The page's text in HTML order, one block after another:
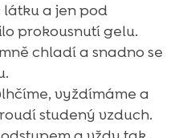
látku a jen pod
prokousnutí gelu.
chladí a snadno se
vyždímáme a
studený vzduch.